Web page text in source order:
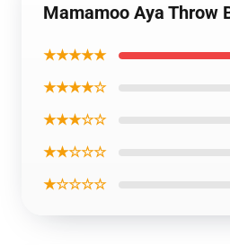
Mamamoo Aya Throw
★★★★★
★★★★☆
★★★☆☆
★★☆☆☆
★☆☆☆☆